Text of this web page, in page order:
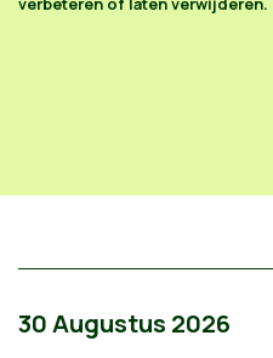
30 Augustus 2026